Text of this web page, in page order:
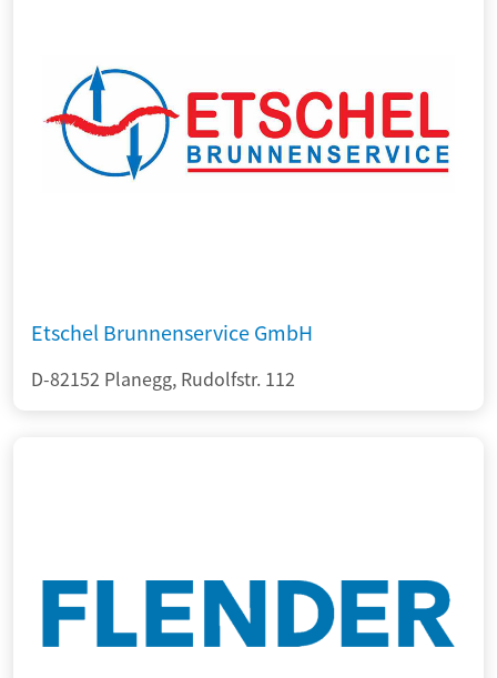
Etschel Brunnenservice GmbH
D-82152 Planegg, Rudolfstr. 112